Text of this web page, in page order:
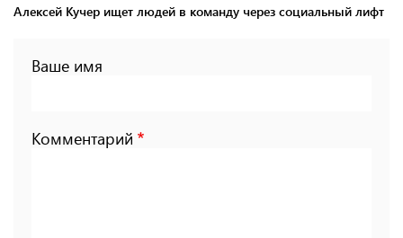
Алексей Кучер ищет людей в команду через социальный лифт
Ваше имя
Комментарий